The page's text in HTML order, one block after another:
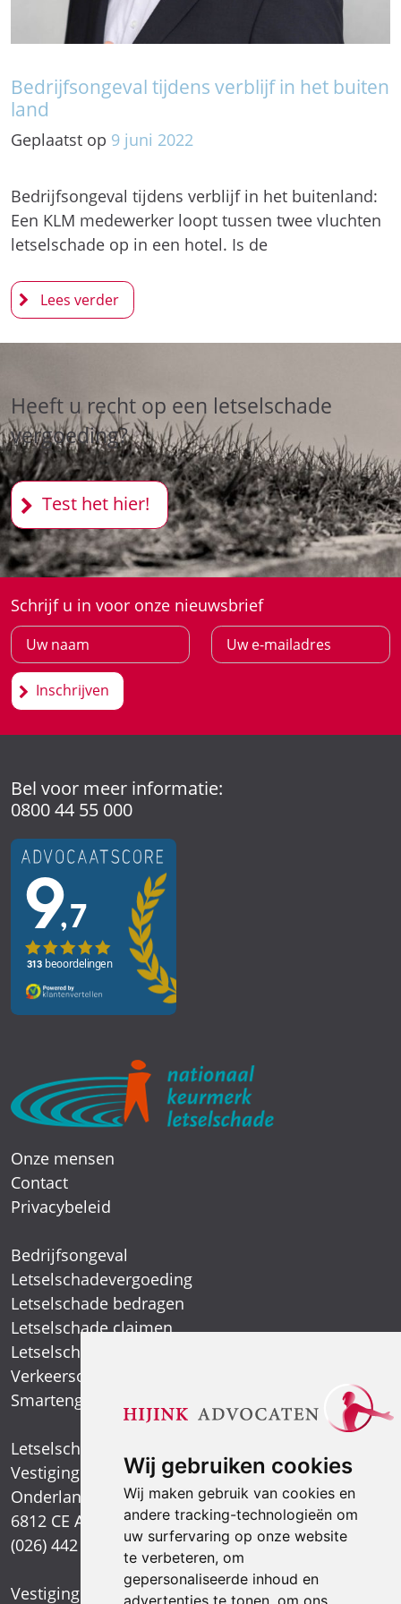
Wij gebruiken cookies
Wij maken gebruik van cookies en
andere tracking-technologieën om
uw surfervaring op onze website
te verbeteren, om
gepersonaliseerde inhoud en
advertenties te tonen, om ons
Bedrijfsongeval tijdens verblijf in het buiten
land
Geplaatst op 9 juni 2022
Bedrijfsongeval tijdens verblijf in het buitenland:
Een KLM medewerker loopt tussen twee vluchten
letselschade op in een hotel. Is de
Heeft u recht op een letselschade
vergoeding?
Test het hier!
Schrijf u in voor onze nieuwsbrief
Inschrijven
Bel voor meer informatie:
0800 44 55 000
Onze mensen
Contact
Privacybeleid
Bedrijfsongeval
Letselschadevergoeding
Letselschade bedragen
Letselschade claimen
Letselschade expert
Verkeersongeval
Smartengeld
Letselschadespecialist
Vestiging Arnhem
Onderlangs 1
6812 CE Arnhem
(026) 442 39 13
Vestiging Nijmegen